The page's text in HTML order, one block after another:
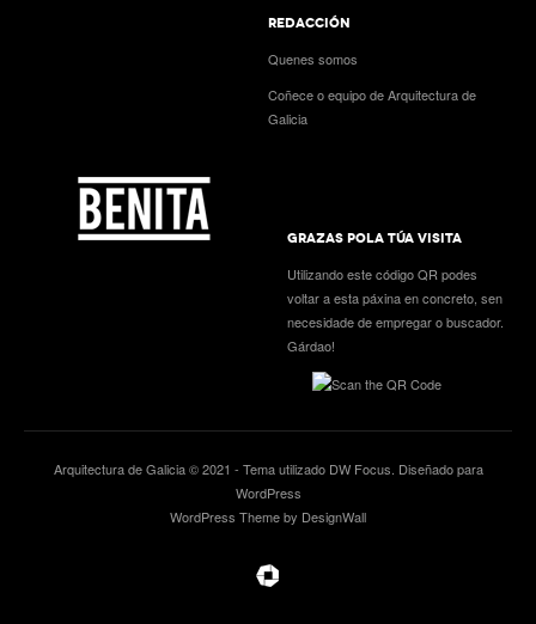
REDACCIÓN
Quenes somos
Coñece o equipo de Arquitectura de
Galicia
GRAZAS POLA TÚA VISITA
Utilizando este código QR podes
voltar a esta páxina en concreto, sen
necesidade de empregar o buscador.
Gárdao!
Arquitectura de Galicia © 2021 - Tema utilizado DW Focus . Diseñado para
WordPress
WordPress Theme by DesignWall